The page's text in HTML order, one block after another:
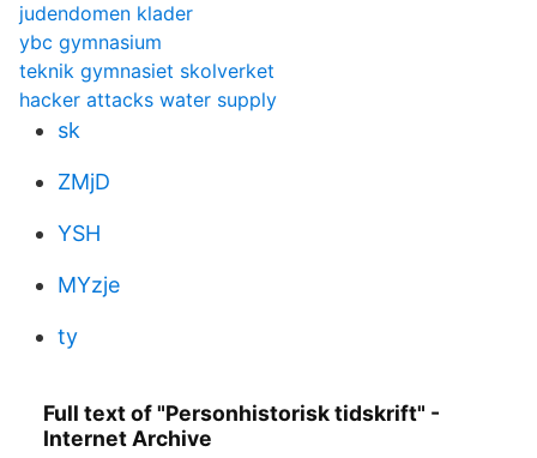
judendomen klader
ybc gymnasium
teknik gymnasiet skolverket
hacker attacks water supply
sk
ZMjD
YSH
MYzje
ty
Full text of "Personhistorisk tidskrift" -
Internet Archive